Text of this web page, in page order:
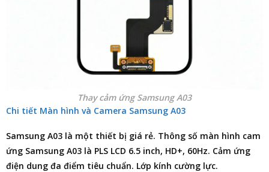
Thay cảm ứng Samsung A03
Chi tiết Màn hình và Camera Samsung A03
Samsung A03 là một thiết bị giá rẻ. Thông số màn hình cam
ứng Samsung A03 là PLS LCD 6.5 inch, HD+, 60Hz. Cảm ứng
điện dung đa điểm tiêu chuẩn. Lớp kính cường lực.